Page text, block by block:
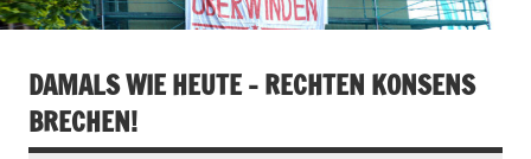
DAMALS WIE HEUTE – RECHTEN KONSENS
BRECHEN!